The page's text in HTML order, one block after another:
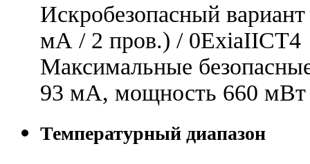
Искробезопасный
мА / 2 пров.) / 0ExiaIICT4
Максимальные
93 мА, мощность 660 мВт
Температурный диапазон